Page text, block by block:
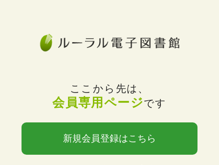
ここから先は、
会員専用ページです
新規会員登録はこちら